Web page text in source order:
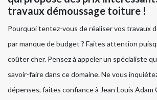
travaux démoussage toiture !
Pourquoi tentez-vous de réaliser vos travaux
par manque de budget ? Faites attention
coûter cher. Pensez à appeler un spécialiste
savoir-faire dans ce domaine. Ne vous
dépenses, faites confiance à Jean Louis Adam